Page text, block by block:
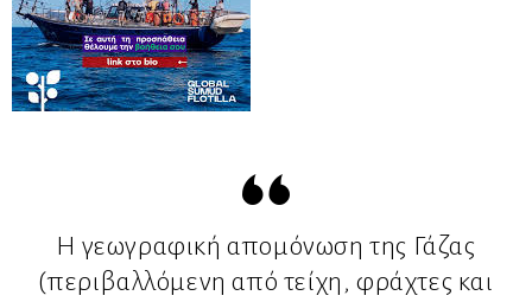
Η γεωγραφική απομόνωση της Γάζας
(περιβαλλόμενη από τείχη, φράχτες και